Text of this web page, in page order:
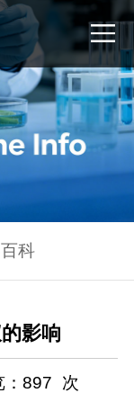
科
影响
897 次